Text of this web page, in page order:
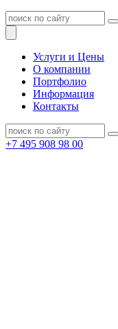
Услуги и Цены
О компании
Портфолио
Информация
Контакты
+7 495 908 98 00